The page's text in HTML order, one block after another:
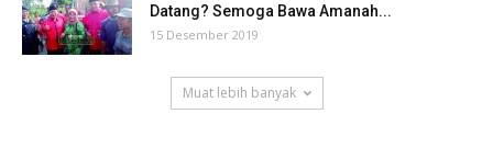
Datang? Semoga Bawa Amanah...
15 Desember 2019
Muat lebih banyak